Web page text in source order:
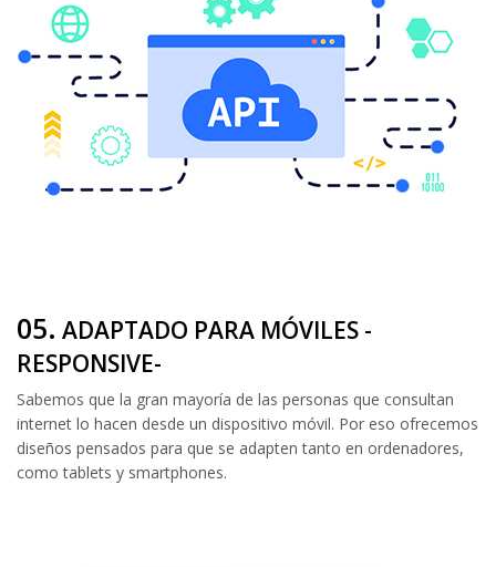
05. ADAPTADO PARA MÓVILES -
RESPONSIVE-
Sabemos que la gran mayoría de las personas que consultan
internet lo hacen desde un dispositivo móvil. Por eso ofrecemos
diseños pensados para que se adapten tanto en ordenadores,
como tablets y smartphones.